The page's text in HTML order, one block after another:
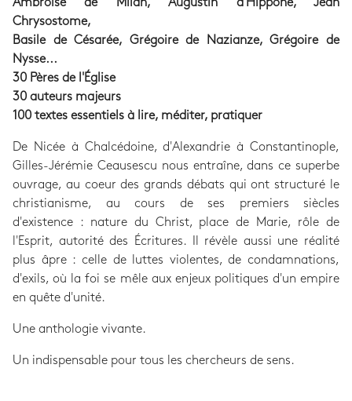
Ambroise de Milan, Augustin d'Hippone, Jean
Chrysostome,
Basile de Césarée, Grégoire de Nazianze, Grégoire de
Nysse...
30 Pères de l'Église
30 auteurs majeurs
100 textes essentiels à lire, méditer, pratiquer
De Nicée à Chalcédoine, d'Alexandrie à Constantinople,
Gilles-Jérémie Ceausescu nous entraîne, dans ce superbe
ouvrage, au coeur des grands débats qui ont structuré le
christianisme, au cours de ses premiers siècles
d'existence : nature du Christ, place de Marie, rôle de
l'Esprit, autorité des Écritures. Il révèle aussi une réalité
plus âpre : celle de luttes violentes, de condamnations,
d'exils, où la foi se mêle aux enjeux politiques d'un empire
en quête d'unité.
Une anthologie vivante.
Un indispensable pour tous les chercheurs de sens.